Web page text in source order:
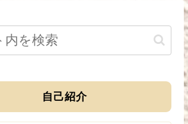
自己紹介